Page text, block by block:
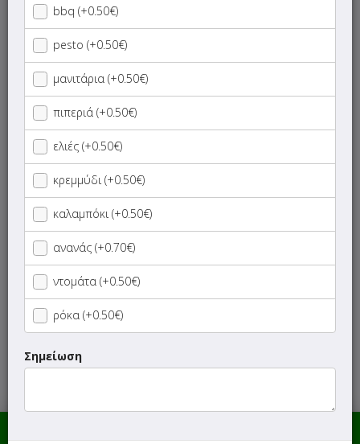
Κρέπα
Βάφλα
Φρουτοσαλάτες
Γλυκά
Παγωτά
Γαλακτοκομικά
Χυμοί
Αναψυκτικά
Μπύρες - Ποτά
bbq (+0.50€)
pesto (+0.50€)
μανιτάρια (+0.50€)
πιπεριά (+0.50€)
ελιές (+0.50€)
κρεμμύδι (+0.50€)
καλαμπόκι (+0.50€)
ανανάς (+0.70€)
ντομάτα (+0.50€)
ρόκα (+0.50€)
Σημείωση